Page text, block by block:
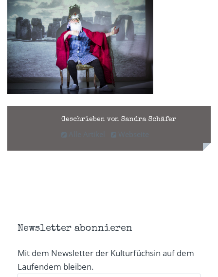
Geschrieben von Sandra Schäfer
Alle Artikel Webseite
Newsletter abonnieren
Mit dem Newsletter der Kulturfüchsin auf dem
Laufendem bleiben.